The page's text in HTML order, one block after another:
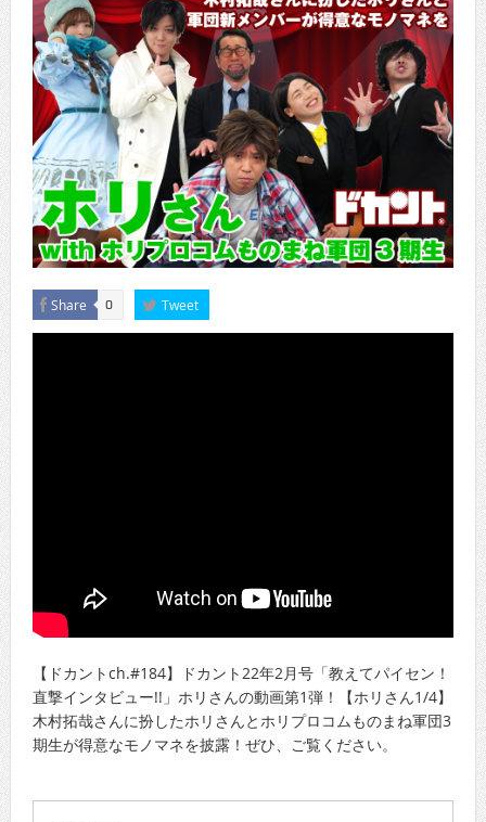
Share 0 Tweet
【ドカントch.#184】ドカント22年2月号「教えてパイセン！
直撃インタビュー!!」ホリさんの動画第1弾！【ホリさん1/4】
木村拓哉さんに扮したホリさんとホリプロコムものまね軍団3
期生が得意なモノマネを披露！ぜひ、ご覧ください。